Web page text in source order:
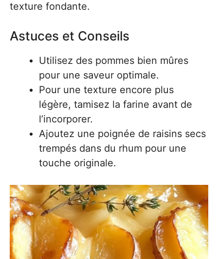
texture fondante.
Astuces et Conseils
Utilisez des pommes bien mûres
pour une saveur optimale.
Pour une texture encore plus
légère, tamisez la farine avant de
l’incorporer.
Ajoutez une poignée de raisins secs
trempés dans du rhum pour une
touche originale.